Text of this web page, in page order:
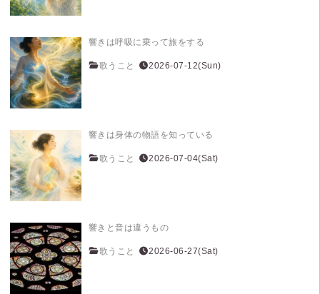
響きは呼吸に乗って旅をする
歌うこと 2026-07-12(Sun)
響きは身体の物語を知っている
歌うこと 2026-07-04(Sat)
響きと音は違うもの
歌うこと 2026-06-27(Sat)